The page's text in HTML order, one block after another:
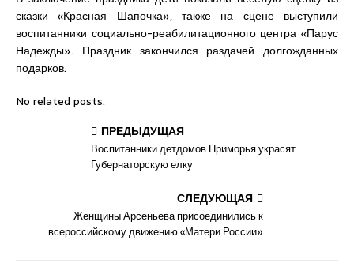
сказки «Красная Шапочка», также на сцене выступили
воспитанники социально-реабилитационного центра «Парус
Надежды». Праздник закончился раздачей долгожданных
подарков.
No related posts.
ПРЕДЫДУЩАЯ
Воспитанники детдомов Приморья украсят
Губернаторскую елку
СЛЕДУЮЩАЯ
Женщины Арсеньева присоединились к
всероссийскому движению «Матери России»